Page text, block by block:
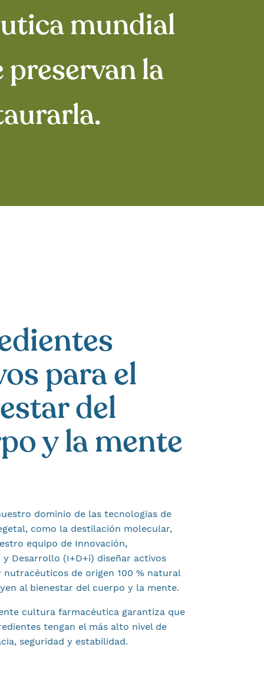
mundial
la
para el
del
y la mente
dominio de las tecnologías de
como la destilación molecular,
equipo de Innovación,
y Desarrollo (I+D+i) diseñar activos
nutracéuticos de origen 100 % natural
al bienestar del cuerpo y la mente.
cultura farmacéutica garantiza que
tengan el más alto nivel de
seguridad y estabilidad.